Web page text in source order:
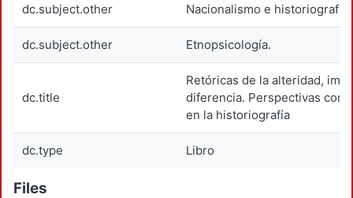
dc.subject.other Nacionalismo e historiografía.
dc.subject.other Etnopsicología.
dc.title
Retóricas de la alteridad,
diferencia. Perspectivas
en la historiografía
dc.type Libro
Files